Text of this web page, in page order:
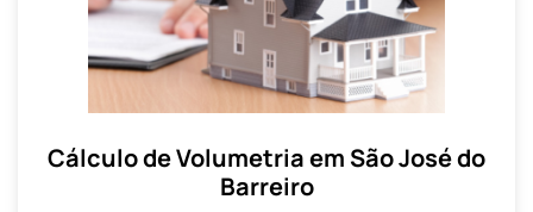
Cálculo de Volumetria em São José do
Barreiro